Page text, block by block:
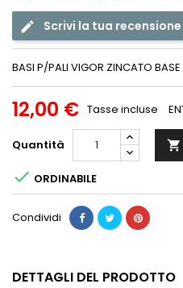
Scrivi la tua recensione
BASI P/PALI VIGOR ZINCATO
12,00 € Tasse incluse
Quantità 
 ORDINABILE
Condividi
DETTAGLI DEL PRODOTTO